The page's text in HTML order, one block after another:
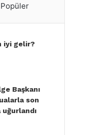
t
a
g
a
m
o
k
Popüler
iyi gelir?
Başkanı
son